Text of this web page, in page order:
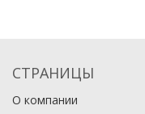
СТРАНИЦЫ
О компании